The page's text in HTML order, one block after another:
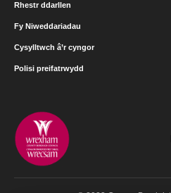
Rhestr ddarllen
Fy Niweddariadau
Cysylltwch â’r cyngor
Polisi preifatrwydd